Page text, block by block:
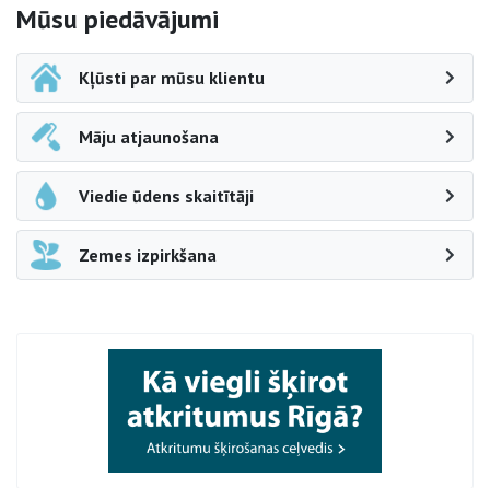
Sāna navigācija
Mūsu piedāvājumi
Kļūsti par mūsu klientu
Māju atjaunošana
Viedie ūdens skaitītāji
Zemes izpirkšana